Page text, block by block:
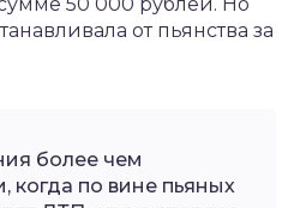
от пьянства за
более чем
когда по вине пьяных